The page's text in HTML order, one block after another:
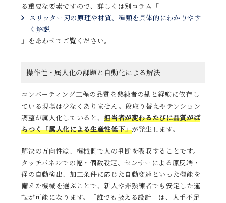
る重要な要素ですので、詳しくは別コラム「
スリッター刃の原理や材質、種類を具体的にわかりやす
く解説
」をあわせてご覧ください。
操作性・属人化の課題と自動化による解決
コンバーティング工程の品質を熟練者の勘と経験に依存し
ている現場は少なくありません。段取り替えやテンション
調整が属人化していると、担当者が変わるたびに品質がば
らつく「属人化による生産性低下」が発生します。
解決の方向性は、機械側で人の判断を吸収することです。
タッチパネルでの幅・個数設定、センサーによる原反端・
径の自動検出、加工条件に応じた自動変速といった機能を
備えた機械を選ぶことで、新人や非熟練者でも安定した運
転が可能になります。「誰でも扱える設計」は、人手不足